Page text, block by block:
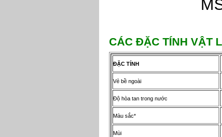
CÁC ĐẶC TÍNH VẬT L
ĐẶC T NH
Vẻ bề ngoài
Độ hòa tan trong nước
Màu sắc*
Mùi